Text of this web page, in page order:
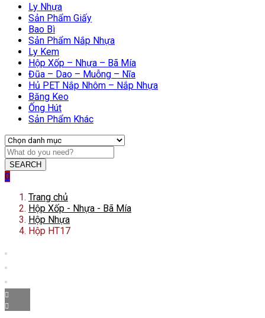
Ly Nhựa
Sản Phẩm Giấy
Bao Bì
Sản Phẩm Nắp Nhựa
Ly Kem
Hộp Xốp – Nhựa – Bã Mía
Đũa – Dao – Muỗng – Nĩa
Hủ PET Nắp Nhôm – Nắp Nhựa
Băng Keo
Ống Hút
Sản Phẩm Khác
SEARCH
0
Trang chủ
Hộp Xốp - Nhựa - Bã Mía
Hộp Nhựa
Hộp HT17